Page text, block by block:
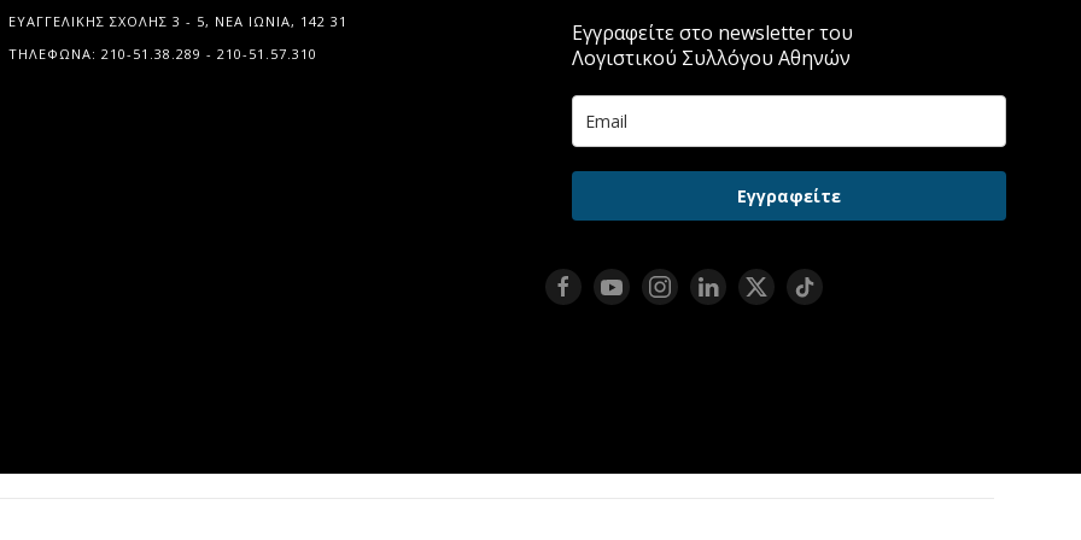
ΕΥΑΓΓΕΛΙΚΉΣ ΣΧΟΛΉΣ 3 - 5, ΝΈΑ ΙΩΝΊΑ, 142 31
ΤΗΛΈΦΩΝΑ: 210-51.38.289 - 210-51.57.310
Εγγραφείτε στο newsletter του
Λογιστικού Συλλόγου Αθηνών
Εγγραφείτε